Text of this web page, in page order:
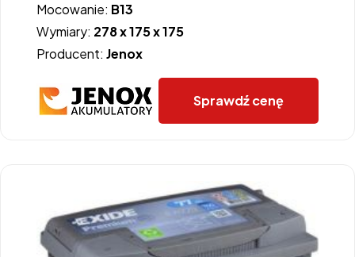
Mocowanie: B13
Wymiary: 278 x 175 x 175
Producent: Jenox
Sprawdź cenę